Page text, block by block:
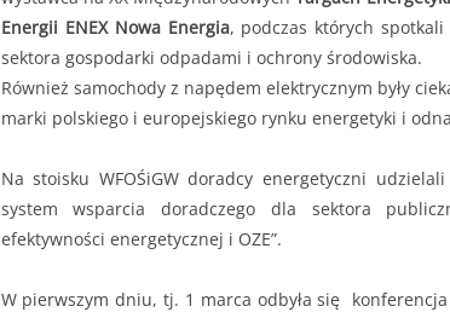
Energii ENEX Nowa Energia, podczas których
sektora gospodarki odpadami i ochrony środowiska.
Również samochody z napędem elektrycznym były
marki polskiego i europejskiego rynku energetyki i
Na stoisku WFOŚiGW doradcy energetyczni
system wsparcia doradczego dla sektora
efektywności energetycznej i OZE”.
W pierwszym dniu, tj. 1 marca odbyła się